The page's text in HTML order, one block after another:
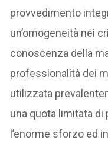
provvedimento
un’omogeneità nei
conoscenza della
professionalità dei
utilizzata
una quota limitata
l’enorme sforzo ed